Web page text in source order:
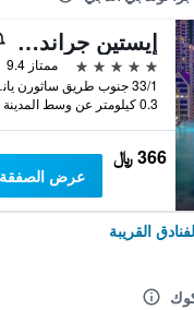
إيستين جراند هوتل ساثورن بانكوك
5 نجوم
ممتاز 9.4
33/1
0.3 كيلومتر عن وسط المدينة
366 ﷼
عرض الصفقة
القريبة